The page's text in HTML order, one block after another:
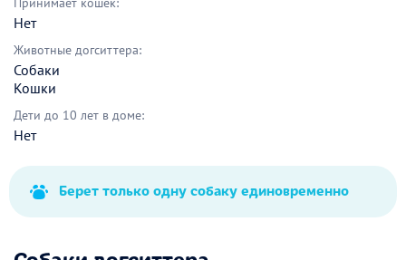
Нет
Животные догситтера:
Собаки
Кошки
Дети до 10 лет в доме:
Нет
Берет только одну собаку единовременно